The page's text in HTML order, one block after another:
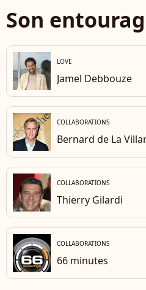
Son
LOVE
Jamel Debbouze
COLLABORATIONS
Bernard de La
COLLABORATIONS
Thierry Gilardi
COLLABORATIONS
66 minutes